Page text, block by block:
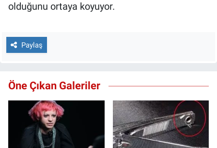
olduğunu ortaya koyuyor.
Paylaş
Öne Çıkan Galeriler